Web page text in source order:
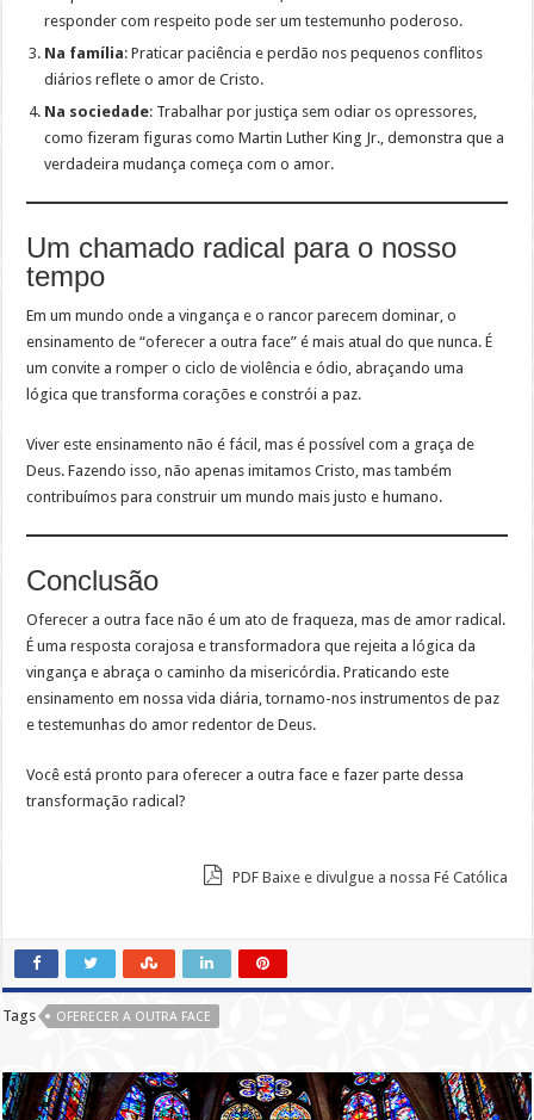
responder com respeito pode ser um testemunho poderoso.
Na família: Praticar paciência e perdão nos pequenos conflitos
diários reflete o amor de Cristo.
Na sociedade: Trabalhar por justiça sem odiar os opressores,
como fizeram figuras como Martin Luther King Jr., demonstra que a
verdadeira mudança começa com o amor.
Um chamado radical para o nosso
tempo
Em um mundo onde a vingança e o rancor parecem dominar, o
ensinamento de “oferecer a outra face” é mais atual do que nunca. É
um convite a romper o ciclo de violência e ódio, abraçando uma
lógica que transforma corações e constrói a paz.
Viver este ensinamento não é fácil, mas é possível com a graça de
Deus. Fazendo isso, não apenas imitamos Cristo, mas também
contribuímos para construir um mundo mais justo e humano.
Conclusão
Oferecer a outra face não é um ato de fraqueza, mas de amor radical.
É uma resposta corajosa e transformadora que rejeita a lógica da
vingança e abraça o caminho da misericórdia. Praticando este
ensinamento em nossa vida diária, tornamo-nos instrumentos de paz
e testemunhas do amor redentor de Deus.
Você está pronto para oferecer a outra face e fazer parte dessa
transformação radical?
PDF Baixe e divulgue a nossa Fé Católica
Tags OFERECER A OUTRA FACE